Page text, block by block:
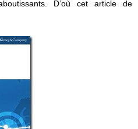
D’où cet article de